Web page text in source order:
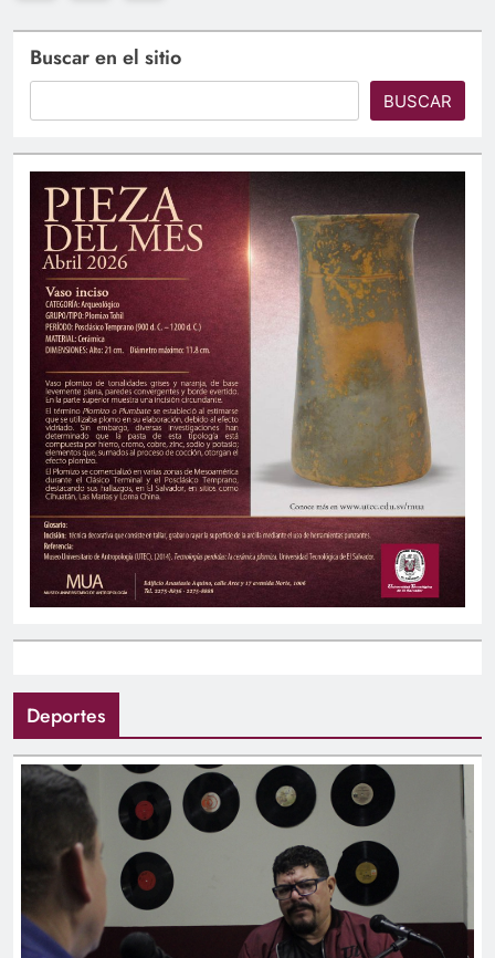
Buscar en el sitio
BUSCAR
Deportes